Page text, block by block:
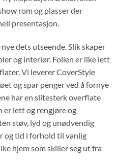
rom og plasser der
presentasjon.
dets utseende. Slik skaper
og interiør. Folien er like lett
Vi leverer CoverStyle
og spar penger ved å fornye
har en slitesterk overflate
er lett og rengjøre og
støv, lyd og unødvendig
og tid i forhold til vanlig
hjem som skiller seg ut fra